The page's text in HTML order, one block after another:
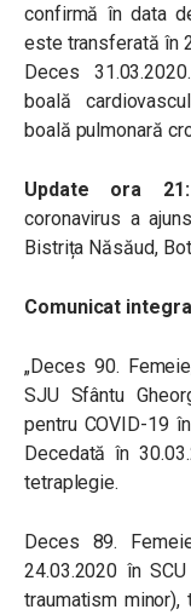
confirmă în data
este transferată în
Deces
boală
boală pulmonară
Update ora
coronavirus a
Bistrița Năsăud,
Comunicat
„Deces 90.
SJU Sfântu
pentru COVID-19
Decedată în
tetraplegie.
Deces 89.
24.03.2020 în
traumatism